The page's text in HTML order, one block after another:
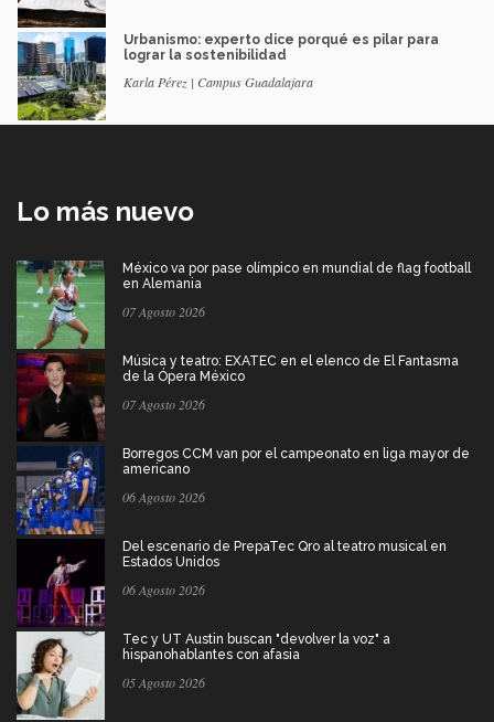
Urbanismo: experto dice porqué es pilar para
lograr la sostenibilidad
Karla Pérez | Campus Guadalajara
Lo más nuevo
México va por pase olímpico en mundial de flag football
en Alemania
07 Agosto 2026
Música y teatro: EXATEC en el elenco de El Fantasma
de la Ópera México
07 Agosto 2026
Borregos CCM van por el campeonato en liga mayor de
americano
06 Agosto 2026
Del escenario de PrepaTec Qro al teatro musical en
Estados Unidos
06 Agosto 2026
Tec y UT Austin buscan "devolver la voz" a
hispanohablantes con afasia
05 Agosto 2026